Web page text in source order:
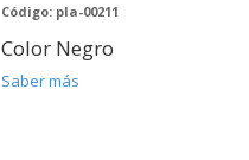
Código: pla-00211
Color Negro
Saber más